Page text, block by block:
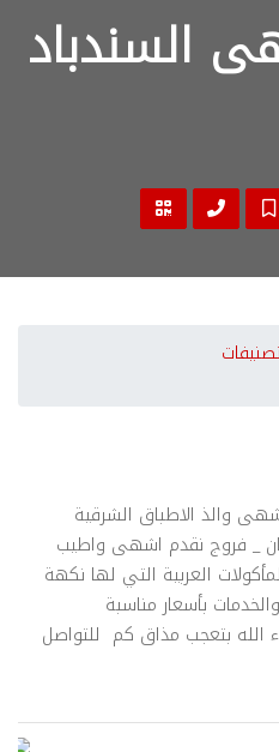
السندباد
والذ الاطباق الشرقية
_ فروج نقدم اشهى واطيب
العربية التي لها نكهة
بأسعار مناسبة
الله بتعجب مذاق كم للتواصل